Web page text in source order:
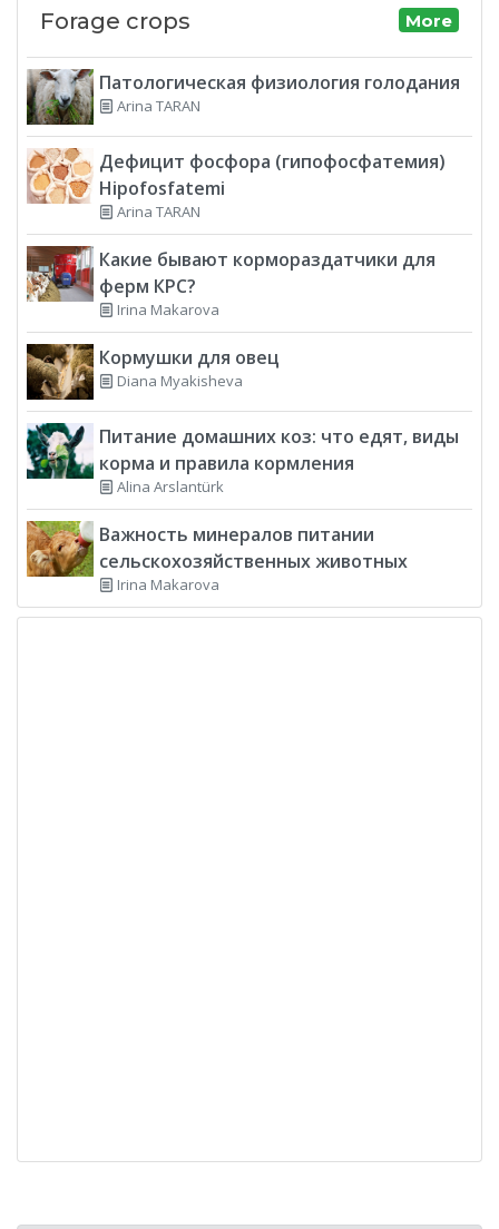
Forage crops More
Патологическая физиология голодания
Arina TARAN
Дефицит фосфора (гипофосфатемия)
Hipofosfatemi
Arina TARAN
Какие бывают кормораздатчики для
ферм КРС?
Irina Makarova
Кормушки для овец
Diana Myakisheva
Питание домашних коз: что едят, виды
корма и правила кормления
Alina Arslantürk
Важность минералов питании
сельскохозяйственных животных
Irina Makarova